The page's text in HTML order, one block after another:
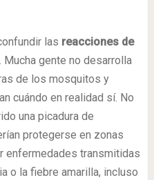
las reacciones de
gente no desarrolla
de los mosquitos y
cuándo en realidad sí. No
una picadura de
protegerse en zonas
enfermedades transmitidas
o la fiebre amarilla, incluso